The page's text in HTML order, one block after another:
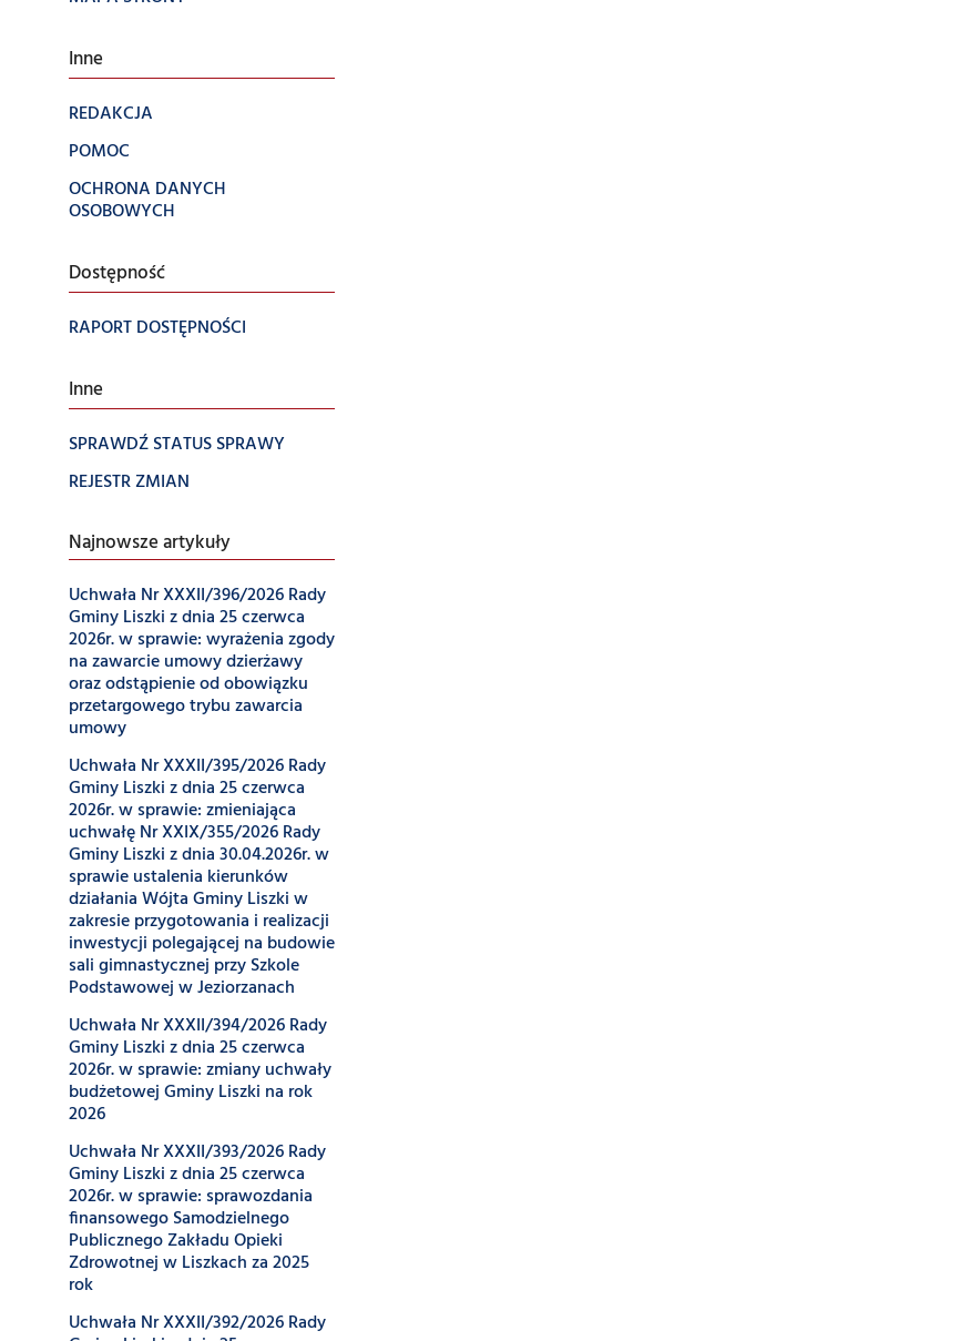
Inne
REDAKCJA
POMOC
OCHRONA DANYCH
OSOBOWYCH
Dostępność
RAPORT DOSTĘPNOŚCI
Inne
SPRAWDŹ STATUS SPRAWY
REJESTR ZMIAN
Najnowsze artykuły
Uchwała Nr XXXII/396/2026 Rady
Gminy Liszki z dnia 25 czerwca
2026r. w sprawie: wyrażenia zgody
na zawarcie umowy dzierżawy
oraz odstąpienie od obowiązku
przetargowego trybu zawarcia
umowy
Uchwała Nr XXXII/395/2026 Rady
Gminy Liszki z dnia 25 czerwca
2026r. w sprawie: zmieniająca
uchwałę Nr XXIX/355/2026 Rady
Gminy Liszki z dnia 30.04.2026r. w
sprawie ustalenia kierunków
działania Wójta Gminy Liszki w
zakresie przygotowania i realizacji
inwestycji polegającej na budowie
sali gimnastycznej przy Szkole
Podstawowej w Jeziorzanach
Uchwała Nr XXXII/394/2026 Rady
Gminy Liszki z dnia 25 czerwca
2026r. w sprawie: zmiany uchwały
budżetowej Gminy Liszki na rok
2026
Uchwała Nr XXXII/393/2026 Rady
Gminy Liszki z dnia 25 czerwca
2026r. w sprawie: sprawozdania
finansowego Samodzielnego
Publicznego Zakładu Opieki
Zdrowotnej w Liszkach za 2025
rok
Uchwała Nr XXXII/392/2026 Rady